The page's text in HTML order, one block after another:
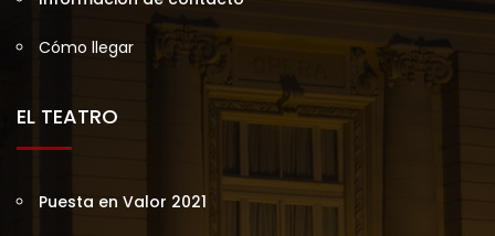
Cómo llegar
EL TEATRO
Puesta en Valor 2021